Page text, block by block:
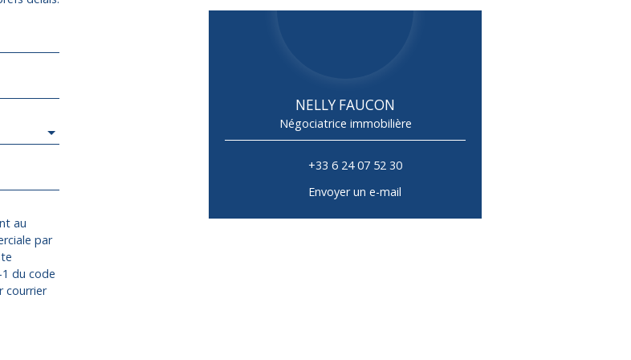
au
par
du code
courrier
NELLY FAUCON
Négociatrice immobilière
+33 6 24 07 52 30
Envoyer un e-mail